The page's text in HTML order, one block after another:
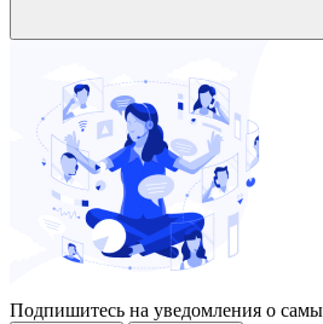
Подпишитесь на уведомления о